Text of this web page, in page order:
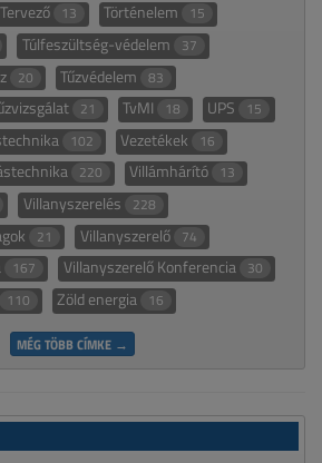
Tervező 13 Történelem 15
Túlfeszültség-védelem 37
20 Tűzvédelem 83
21 TvMI 18 UPS 15
102 Vezetékek 16
220 Villámhárító 13
Villanyszerelés 228
21 Villanyszerelő 74
167 Villanyszerelő Konferencia 30
110 Zöld energia 16
MÉG TÖBB CÍMKE →